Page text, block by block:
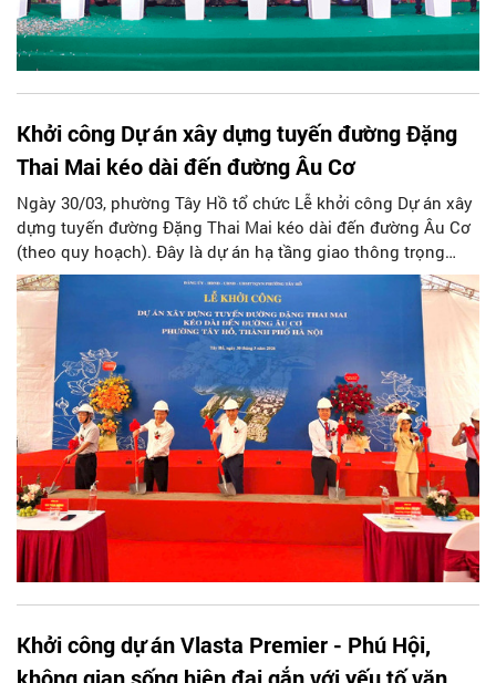
Khởi công Dự án xây dựng tuyến đường Đặng
Thai Mai kéo dài đến đường Âu Cơ
Ngày 30/03, phường Tây Hồ tổ chức Lễ khởi công Dự án xây
dựng tuyến đường Đặng Thai Mai kéo dài đến đường Âu Cơ
(theo quy hoạch). Đây là dự án hạ tầng giao thông trọng
điểm, mang ý nghĩa quan trọng trong việc hoàn thiện quy
hoạch khu vực, phát triển không gian đô thị và thúc đẩy
kinh tế, du lịch trên địa bàn.
Khởi công dự án Vlasta Premier - Phú Hội,